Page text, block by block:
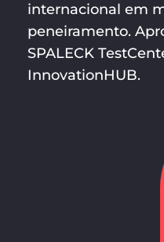
internacional em
peneiramento.
SPALECK
InnovationHUB.